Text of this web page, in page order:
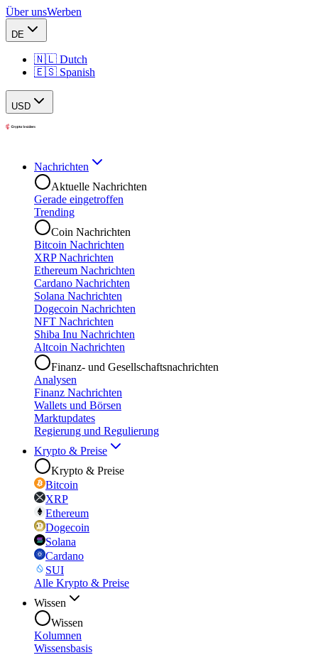
Über unsWerben
DE
🇳🇱 Dutch
🇪🇸 Spanish
USD
Nachrichten
Aktuelle Nachrichten
Gerade eingetroffen
Trending
Coin Nachrichten
Bitcoin Nachrichten
XRP Nachrichten
Ethereum Nachrichten
Cardano Nachrichten
Solana Nachrichten
Dogecoin Nachrichten
NFT Nachrichten
Shiba Inu Nachrichten
Altcoin Nachrichten
Finanz- und Gesellschaftsnachrichten
Analysen
Finanz Nachrichten
Wallets und Börsen
Marktupdates
Regierung und Regulierung
Krypto & Preise
Krypto & Preise
Bitcoin
XRP
Ethereum
Dogecoin
Solana
Cardano
SUI
Alle Krypto & Preise
Wissen
Wissen
Kolumnen
Wissensbasis